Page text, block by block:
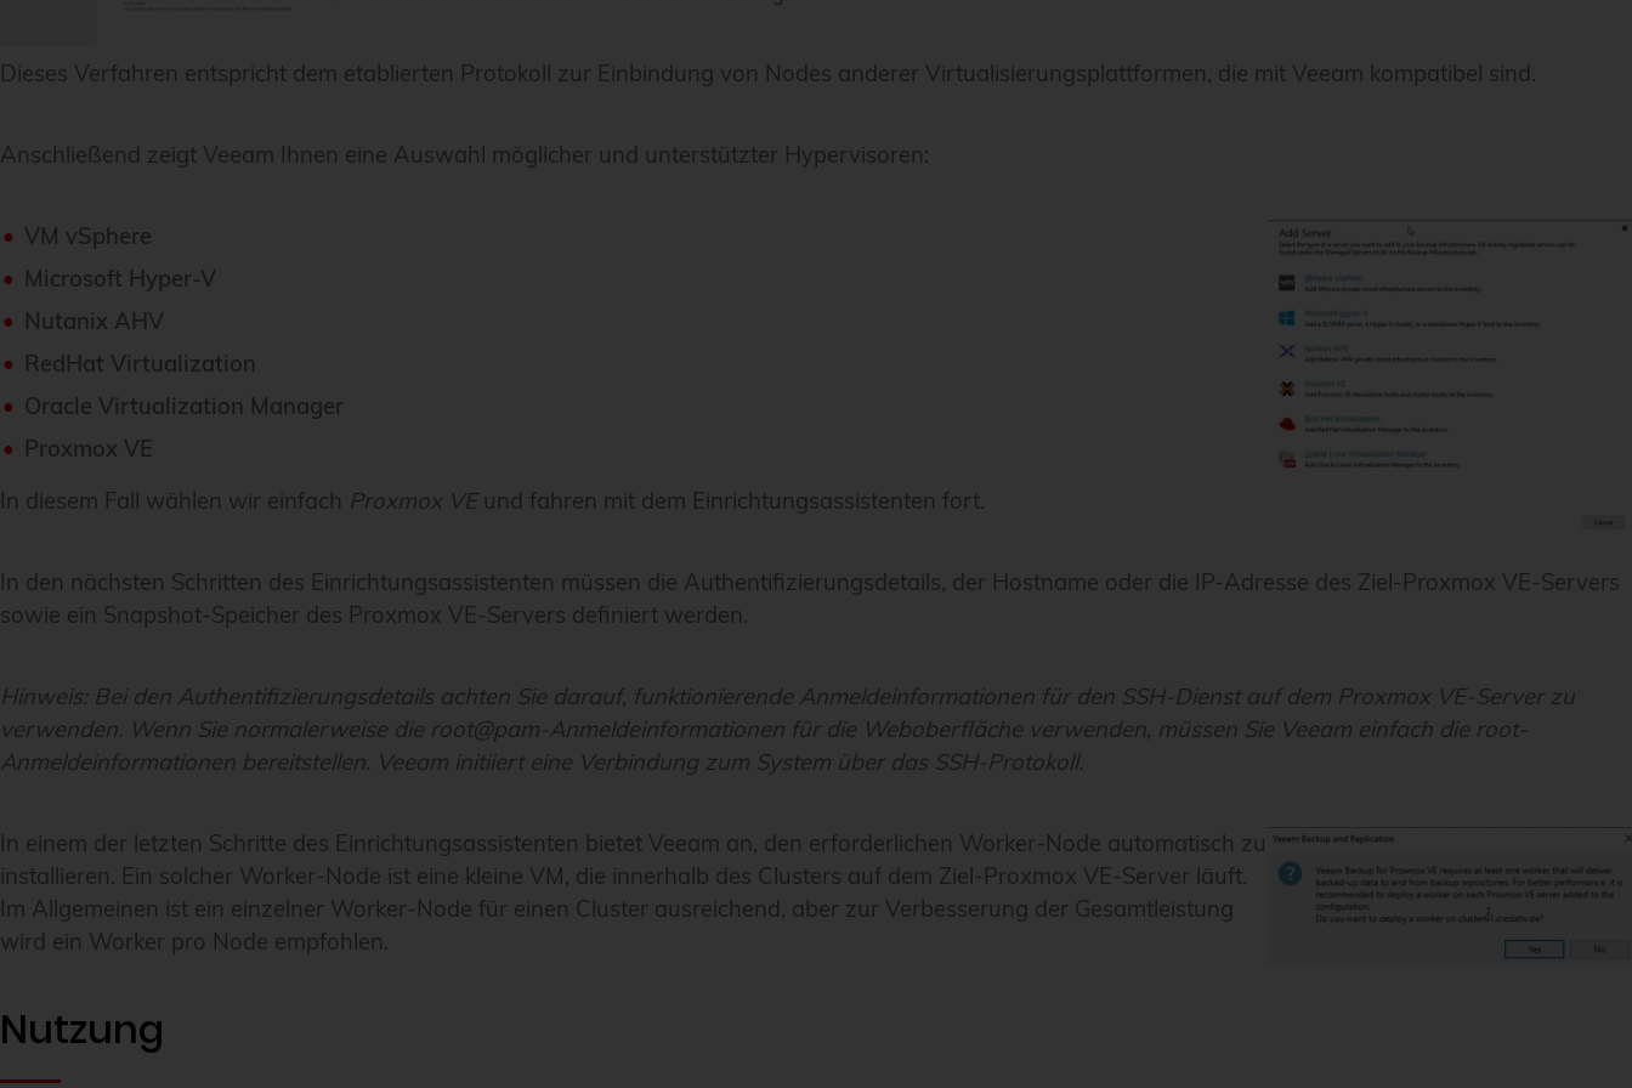
Dieses Verfahren entspricht dem etablierten Protokoll zur Einbindung von Nodes anderer Virtualisierungsplattformen, die mit Veeam kompatibel sind.
Anschließend zeigt Veeam Ihnen eine Auswahl möglicher und unterstützter Hypervisoren:
VM vSphere
Microsoft Hyper-V
Nutanix AHV
RedHat Virtualization
Oracle Virtualization Manager
Proxmox VE
In diesem Fall wählen wir einfach Proxmox VEund fahren mit dem Einrichtungsassistenten fort.
In den nächsten Schritten des Einrichtungsassistenten müssen die Authentifizierungsdetails, der Hostname oder die IP-Adresse des Ziel-Proxmox VE-Servers
sowie ein Snapshot-Speicher des Proxmox VE-Servers definiert werden.
Hinweis: Bei den Authentifizierungsdetails achten Sie darauf, funktionierende Anmeldeinformationen für den SSH-Dienst auf dem Proxmox VE-Server zu
verwenden. Wenn Sie normalerweise die root@pam-Anmeldeinformationen für die Weboberfläche verwenden, müssen Sie Veeam einfach die root-
Anmeldeinformationen bereitstellen. Veeam initiiert eine Verbindung zum System über das SSH-Protokoll.
In einem der letzten Schritte des Einrichtungsassistenten bietet Veeam an, den erforderlichen Worker-Node automatisch zu
installieren. Ein solcher Worker-Node ist eine kleine VM, die innerhalb des Clusters auf dem Ziel-Proxmox VE-Server läuft.
Im Allgemeinen ist ein einzelner Worker-Node für einen Cluster ausreichend, aber zur Verbesserung der Gesamtleistung
wird ein Worker pro Node empfohlen.
Nutzung